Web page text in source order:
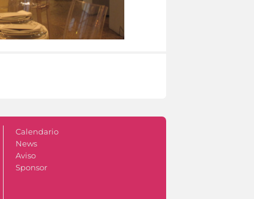
Calendario
News
Aviso
Sponsor